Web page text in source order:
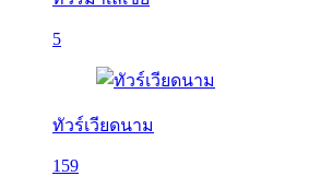
5
ทัวร์เวียดนาม
159